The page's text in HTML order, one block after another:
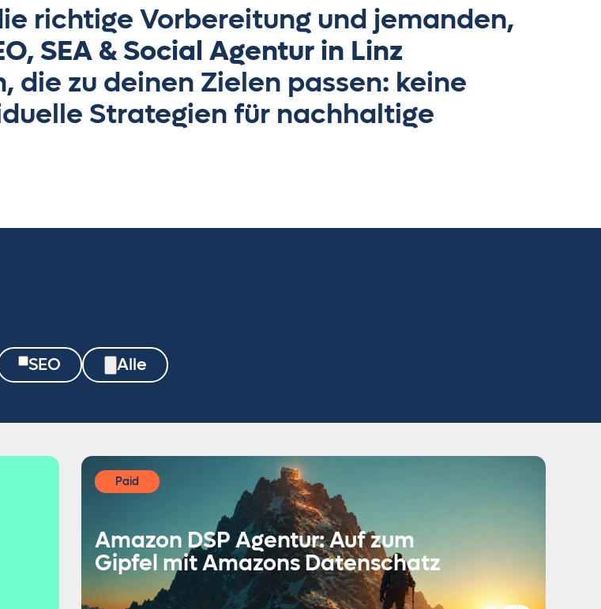
richtige Vorbereitung und jemanden,
SEA & Social Agentur in Linz
zu deinen Zielen passen: keine
Strategien für nachhaltige
SEO Alle
Paid
Amazon DSP Agentur: Auf zum
Gipfel mit Amazons Datenschatz